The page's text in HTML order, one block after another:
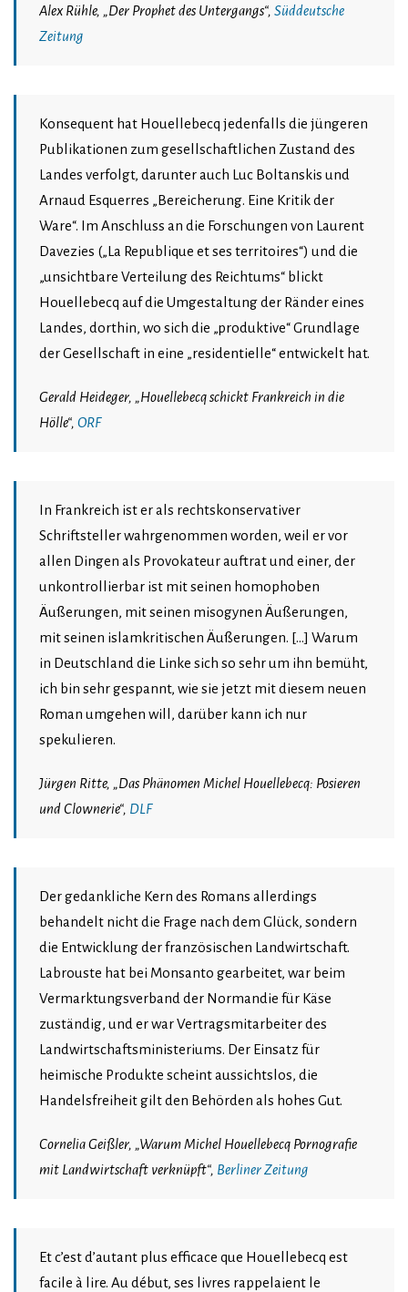
Alex Rühle, „Der Prophet des Untergangs“, Süddeutsche
Zeitung
Konsequent hat Houellebecq jedenfalls die jüngeren
Publikationen zum gesellschaftlichen Zustand des
Landes verfolgt, darunter auch Luc Boltanskis und
Arnaud Esquerres „Bereicherung. Eine Kritik der
Ware“. Im Anschluss an die Forschungen von Laurent
Davezies („La Republique et ses territoires“) und die
„unsichtbare Verteilung des Reichtums“ blickt
Houellebecq auf die Umgestaltung der Ränder eines
Landes, dorthin, wo sich die „produktive“ Grundlage
der Gesellschaft in eine „residentielle“ entwickelt hat.
Gerald Heideger, „Houellebecq schickt Frankreich in die
Hölle“, ORF
In Frankreich ist er als rechtskonservativer
Schriftsteller wahrgenommen worden, weil er vor
allen Dingen als Provokateur auftrat und einer, der
unkontrollierbar ist mit seinen homophoben
Äußerungen, mit seinen misogynen Äußerungen,
mit seinen islamkritischen Äußerungen. […] Warum
in Deutschland die Linke sich so sehr um ihn bemüht,
ich bin sehr gespannt, wie sie jetzt mit diesem neuen
Roman umgehen will, darüber kann ich nur
spekulieren.
Jürgen Ritte, „Das Phänomen Michel Houellebecq: Posieren
und Clownerie“, DLF
Der gedankliche Kern des Romans allerdings
behandelt nicht die Frage nach dem Glück, sondern
die Entwicklung der französischen Landwirtschaft.
Labrouste hat bei Monsanto gearbeitet, war beim
Vermarktungsverband der Normandie für Käse
zuständig, und er war Vertragsmitarbeiter des
Landwirtschaftsministeriums. Der Einsatz für
heimische Produkte scheint aussichtslos, die
Handelsfreiheit gilt den Behörden als hohes Gut.
Cornelia Geißler, „Warum Michel Houellebecq Pornografie
mit Landwirtschaft verknüpft“, Berliner Zeitung
Et c’est d’autant plus efficace que Houellebecq est
facile à lire. Au début, ses livres rappelaient le